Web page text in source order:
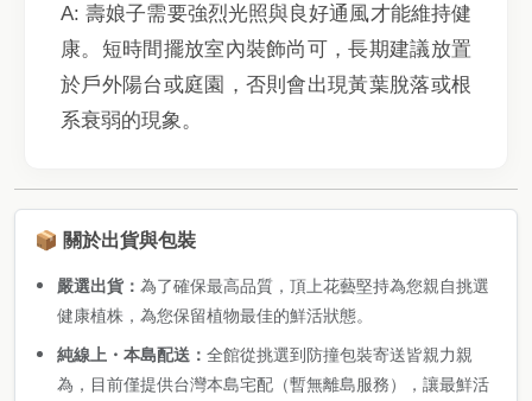
A: 壽娘子需要強烈光照與良好通風才能維持健
康。短時間擺放室內裝飾尚可，長期建議放置
於戶外陽台或庭園，否則會出現黃葉脫落或根
系衰弱的現象。
📦 關於出貨與包裝
嚴選出貨：為了確保最高品質，頂上花藝堅持為您親自挑選
健康植株，為您保留植物最佳的鮮活狀態。
純線上・本島配送：全館從挑選到防撞包裝寄送皆親力親
為，目前僅提供台灣本島宅配（暫無離島服務），讓最鮮活